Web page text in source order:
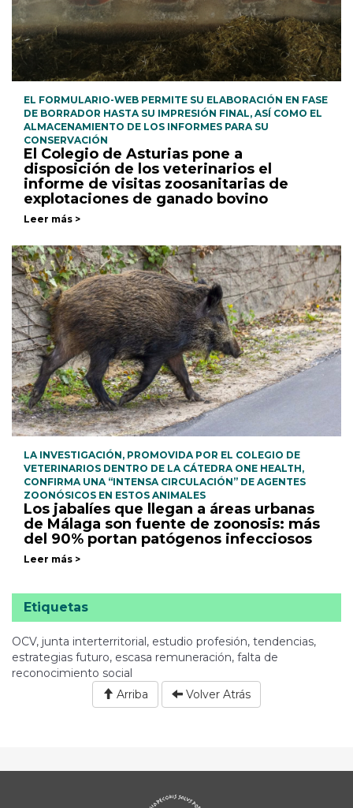
EL FORMULARIO-WEB PERMITE SU ELABORACIÓN EN FASE
DE BORRADOR HASTA SU IMPRESIÓN FINAL, ASÍ COMO EL
ALMACENAMIENTO DE LOS INFORMES PARA SU
CONSERVACIÓN
El Colegio de Asturias pone a
disposición de los veterinarios el
informe de visitas zoosanitarias de
explotaciones de ganado bovino
Leer más >
LA INVESTIGACIÓN, PROMOVIDA POR EL COLEGIO DE
VETERINARIOS DENTRO DE LA CÁTEDRA ONE HEALTH,
CONFIRMA UNA “INTENSA CIRCULACIÓN” DE AGENTES
ZOONÓSICOS EN ESTOS ANIMALES
Los jabalíes que llegan a áreas urbanas
de Málaga son fuente de zoonosis: más
del 90% portan patógenos infecciosos
Leer más >
Etiquetas
OCV, junta interterritorial, estudio profesión, tendencias,
estrategias futuro, escasa remuneración, falta de
reconocimiento social
Arriba
Volver Atrás